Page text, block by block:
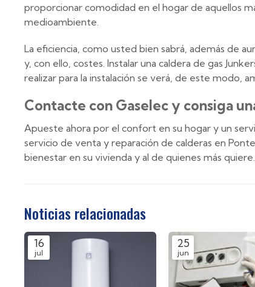
proporcionar comodidad en el hogar de aquellos
medioambiente.
La eficiencia, como usted bien sabrá, además de
y, con ello, costes. Instalar una caldera de gas
realizar para la instalación se verá, de este modo,
Contacte con Gaselec y consiga
Apueste ahora por el confort en su hogar y un
servicio de venta y reparación de calderas en
bienestar en su vivienda y al de quienes más
Noticias relacionadas
16
jul
25
jun